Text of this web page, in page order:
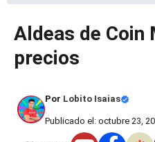
Aldeas de Coin
precios
Por Lobito Isaias
Publicado el: octubre 23,